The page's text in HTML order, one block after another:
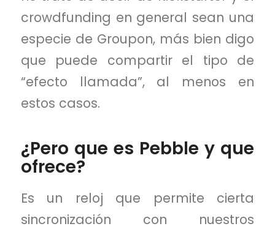
crowdfunding en general sean una
especie de Groupon, más bien digo
que puede compartir el tipo de
“efecto llamada”, al menos en
estos casos.
¿Pero que es Pebble y que
ofrece?
Es un reloj que permite cierta
sincronización con nuestros